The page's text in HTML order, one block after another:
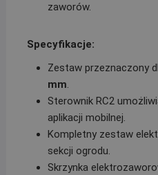
zaworów.
Specyfikacje:
Zestaw przeznaczony
mm.
Sterownik RC2
aplikacji mobilnej.
Kompletny zestaw
sekcji ogrodu.
Skrzynka